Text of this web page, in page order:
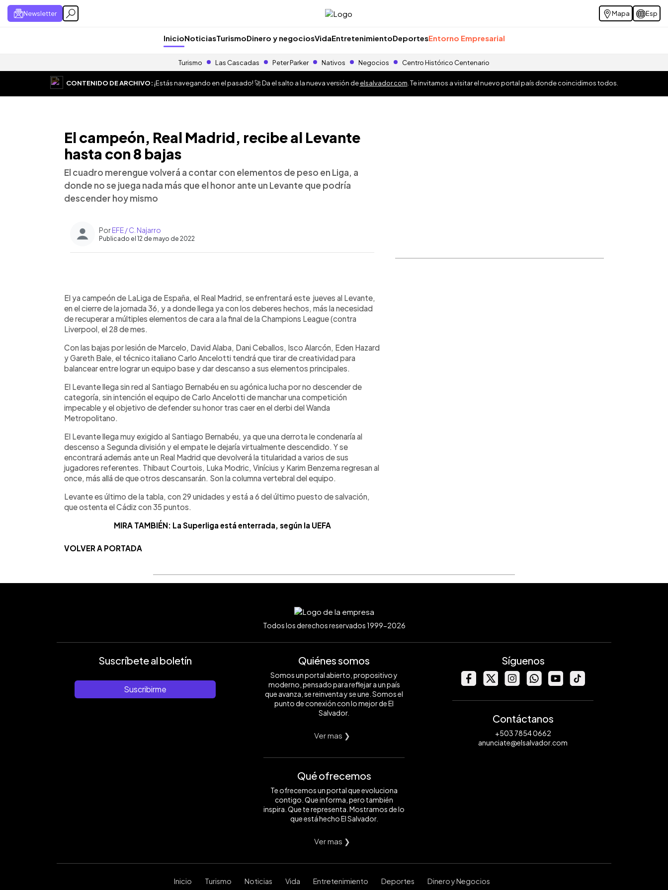
Newsletter Mapa Esp
InicioNoticiasTurismoDinero y negociosVidaEntretenimientoDeportesEntorno Empresarial
Turismo Las Cascadas Peter Parker Nativos Negocios Centro Histórico Centenario
CONTENIDO DE ARCHIVO:¡Estás navegando en el pasado! 🚀 Da el salto a la nueva versión deelsalvador.com . Te invitamos a visitar el nuevo portal país donde coincidimos todos.
El campeón, Real Madrid, recibe al Levante
hasta con 8 bajas
El cuadro merengue volverá a contar con elementos de peso en Liga, a
donde no se juega nada más que el honor ante un Levante que podría
descender hoy mismo
PorEFE / C. Najarro
Publicado el 12 de mayo de 2022
Escuchar artículo
El ya campeón de LaLiga de España, el Real Madrid, se enfrentará este jueves al Levante,
en el cierre de la jornada 36, y a donde llega ya con los deberes hechos, más la necesidad
de recuperar a múltiples elementos de cara a la final de la Champions League (contra
Liverpool, el 28 de mes.
Con las bajas por lesión de Marcelo, David Alaba, Dani Ceballos, Isco Alarcón, Eden Hazard
y Gareth Bale, el técnico italiano Carlo Ancelotti tendrá que tirar de creatividad para
balancear entre lograr un equipo base y dar descanso a sus elementos principales.
El Levante llega sin red al Santiago Bernabéu en su agónica lucha por no descender de
categoría, sin intención el equipo de Carlo Ancelotti de manchar una competición
impecable y el objetivo de defender su honor tras caer en el derbi del Wanda
Metropolitano.
El Levante llega muy exigido al Santiago Bernabéu, ya que una derrota le condenaría al
descenso a Segunda división y el empate le dejaría virtualmente descendido. Y se
encontrará además ante un Real Madrid que devolverá la titularidad a varios de sus
jugadores referentes. Thibaut Courtois, Luka Modric, Vinícius y Karim Benzema regresan al
once, más allá de que otros descansarán. Son la columna vertebral del equipo.
Levante es último de la tabla, con 29 unidades y está a 6 del último puesto de salvación,
que ostenta el Cádiz con 35 puntos.
MIRA TAMBIÉN: La Superliga está enterrada, según la UEFA
VOLVER A PORTADA
Todos los derechos reservados 1999-2026
Suscríbete al boletín
Suscribirme
Quiénes somos
Somos un portal abierto, propositivo y
moderno, pensado para reflejar a un país
que avanza, se reinventa y se une. Somos el
punto de conexión con lo mejor de El
Salvador.
Ver mas ❯
Qué ofrecemos
Te ofrecemos un portal que evoluciona
contigo. Que informa, pero también
inspira. Que te representa. Mostramos de lo
que está hecho El Salvador.
Ver mas ❯
Síguenos
Contáctanos
+503 7854 0662
anunciate@elsalvador.com
Inicio Turismo Noticias Vida Entretenimiento Deportes Dinero y Negocios